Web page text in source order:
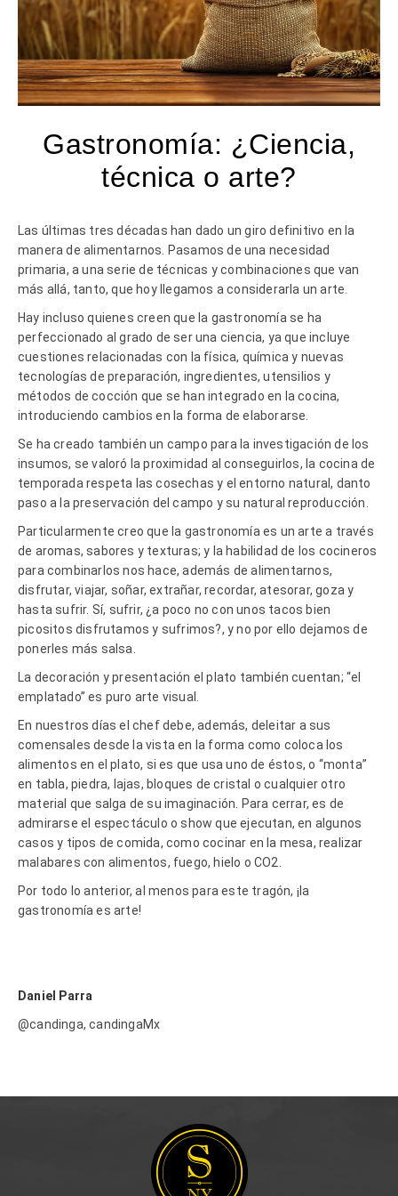
Gastronomía: ¿Ciencia,
técnica o arte?
Las últimas tres décadas han dado un giro definitivo en la
manera de alimentarnos. Pasamos de una necesidad
primaria, a una serie de técnicas y combinaciones que van
más allá, tanto, que hoy llegamos a considerarla un arte.
Hay incluso quienes creen que la gastronomía se ha
perfeccionado al grado de ser una ciencia, ya que incluye
cuestiones relacionadas con la física, química y nuevas
tecnologías de preparación, ingredientes, utensilios y
métodos de cocción que se han integrado en la cocina,
introduciendo cambios en la forma de elaborarse.
Se ha creado también un campo para la investigación de los
insumos, se valoró la proximidad al conseguirlos, la cocina de
temporada respeta las cosechas y el entorno natural, danto
paso a la preservación del campo y su natural reproducción.
Particularmente creo que la gastronomía es un arte a través
de aromas, sabores y texturas; y la habilidad de los cocineros
para combinarlos nos hace, además de alimentarnos,
disfrutar, viajar, soñar, extrañar, recordar, atesorar, goza y
hasta sufrir. Sí, sufrir, ¿a poco no con unos tacos bien
picositos disfrutamos y sufrimos?, y no por ello dejamos de
ponerles más salsa.
La decoración y presentación el plato también cuentan; “el
emplatado” es puro arte visual.
En nuestros días el chef debe, además, deleitar a sus
comensales desde la vista en la forma como coloca los
alimentos en el plato, si es que usa uno de éstos, o “monta”
en tabla, piedra, lajas, bloques de cristal o cualquier otro
material que salga de su imaginación. Para cerrar, es de
admirarse el espectáculo o show que ejecutan, en algunos
casos y tipos de comida, como cocinar en la mesa, realizar
malabares con alimentos, fuego, hielo o CO2.
Por todo lo anterior, al menos para este tragón, ¡la
gastronomía es arte!
Daniel Parra
@candinga, candingaMx